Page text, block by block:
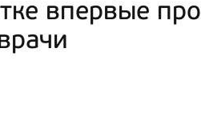
впервые